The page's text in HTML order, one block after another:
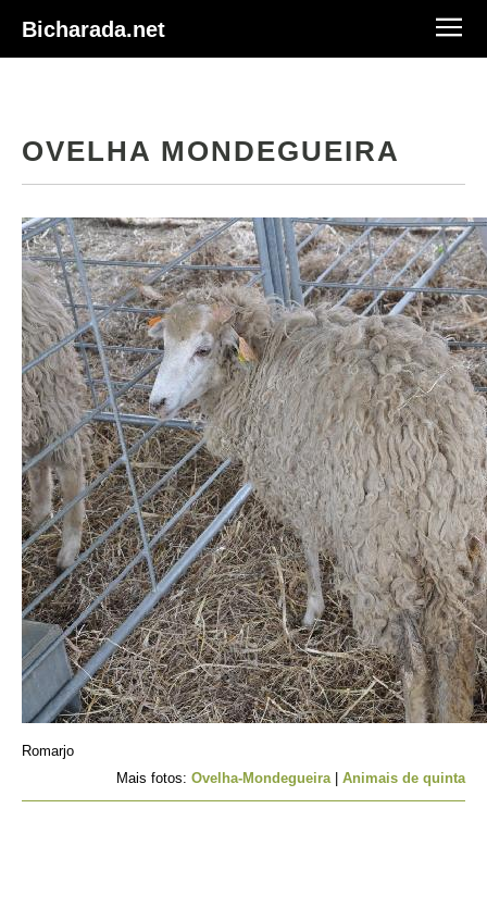
Bicharada.net
OVELHA MONDEGUEIRA
Romarjo
Mais fotos: Ovelha-Mondegueira| Animais de quinta